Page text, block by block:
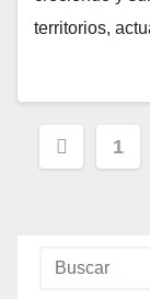
territorios,
1